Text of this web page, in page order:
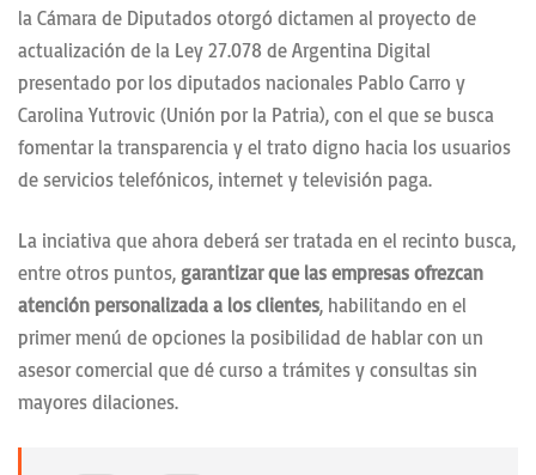
la Cámara de Diputados otorgó dictamen al proyecto de
actualización de la Ley 27.078 de Argentina Digital
presentado por los diputados nacionales Pablo Carro y
Carolina Yutrovic (Unión por la Patria), con el que se busca
fomentar la transparencia y el trato digno hacia los usuarios
de servicios telefónicos, internet y televisión paga.
La inciativa que ahora deberá ser tratada en el recinto busca,
entre otros puntos, garantizar que las empresas ofrezcan
atención personalizada a los clientes, habilitando en el
primer menú de opciones la posibilidad de hablar con un
asesor comercial que dé curso a trámites y consultas sin
mayores dilaciones.